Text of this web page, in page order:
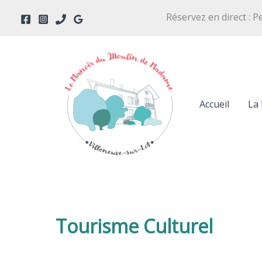
Réservez en direct :
Accueil La
Tourisme Culturel